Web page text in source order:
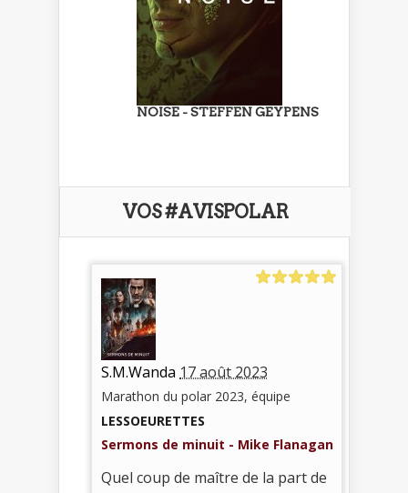
NOISE - STEFFEN GEYPENS
VOS #AVISPOLAR
S.M.Wanda 17 août 2023
Marathon du polar 2023, équipe
LESSOEURETTES
Sermons de minuit - Mike Flanagan
Quel coup de maître de la part de